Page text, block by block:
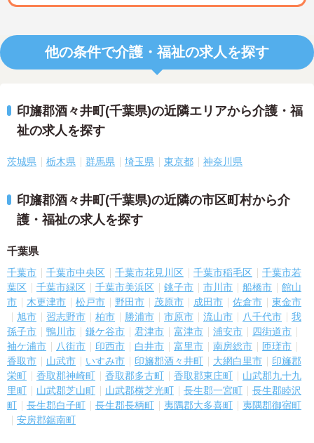
他の条件で介護・福祉の求人を探す
印旛郡酒々井町(千葉県)の近隣エリアから介護・福
祉の求人を探す
茨城県 栃木県 群馬県 埼玉県 東京都 神奈川県
印旛郡酒々井町(千葉県)の近隣の市区町村から介
護・福祉の求人を探す
千葉県
千葉市 千葉市中央区 千葉市花見川区 千葉市稲毛区
千葉市若
葉区
千葉市緑区 千葉市美浜区 銚子市 市川市 船橋市
館山
市
木更津市 松戸市 野田市 茂原市 成田市 佐倉市
東金市
旭市
習志野市 柏市 勝浦市 市原市 流山市 八千代市
我
孫子市
鴨川市 鎌ケ谷市 君津市 富津市 浦安市
四街道市
袖ケ浦市
八街市 印西市 白井市 富里市 南房総市
匝瑳市
香取市
山武市 いすみ市 印旛郡酒々井町 大網白里市
印旛郡
栄町
香取郡神崎町 香取郡多古町 香取郡東庄町
山武郡九十九
里町
山武郡芝山町 山武郡横芝光町 長生郡一宮町
長生郡睦沢
町
長生郡白子町 長生郡長柄町 夷隅郡大多喜町
夷隅郡御宿町
安房郡鋸南町